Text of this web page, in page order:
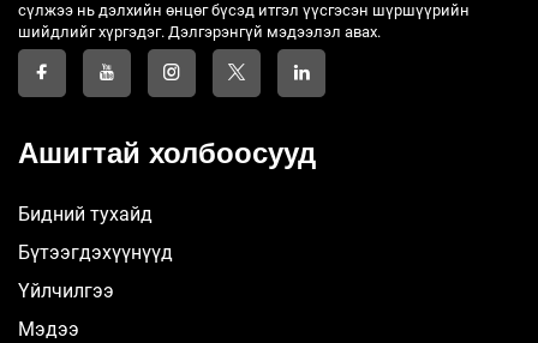
сүлжээ нь дэлхийн өнцөг бүсэд итгэл үүсгэсэн шүршүүрийн
шийдлийг хүргэдэг. Дэлгэрэнгүй мэдээлэл авах.
Ашигтай холбоосууд
Бидний тухайд
Бүтээгдэхүүнүүд
Үйлчилгээ
Мэдээ